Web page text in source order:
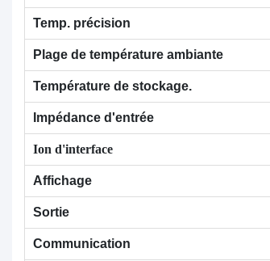
Temp. précision
Plage de température ambiante
Température de stockage.
Impédance d'entrée
Ion d'interface
Affichage
Sortie
Communication